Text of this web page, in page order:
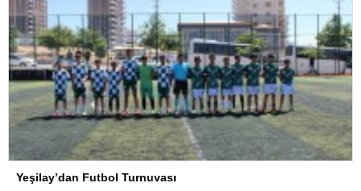
Yeşilay’dan Futbol Turnuvası